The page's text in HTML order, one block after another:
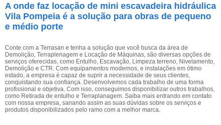
A onde faz locação de mini escavadeira hidráulica
Vila Pompeia é a solução para obras de pequeno
e médio porte
Conte com a Terrasan e tenha a solução que você busca da área de
Demolição, Terraplenagem e Locação de Máquinas, são diversas opções de
serviços oferecidas, como Entulho, Escavação, Limpeza terreno, Nivelamento,
Demolição e CTR. Com equipamentos modernos, e instalações em ótimo
estado, a empresa é capaz de suprir a necessidade de seus clientes,
conquistando sua confiança. Desenvolvemos cada trabalho de uma forma
profissional e objetiva. Com isso, conseguimos disponibilizar outros trabalhos,
como Retirada de entulho e Terraplanagem. Saiba mais entrando em contato
com nossa empresa, sanando assim as suas dúvidas sobre os serviços e
produtos disponibilizados pelo ramo com a melhor marca.